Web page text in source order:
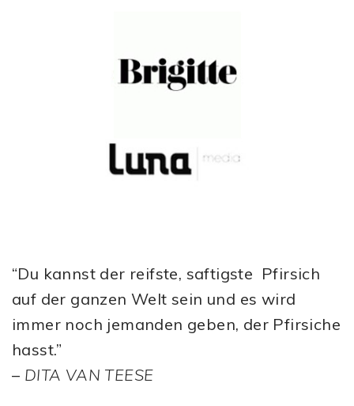
“Du kannst der reifste, saftigste Pfirsich
auf der ganzen Welt sein und es wird
immer noch jemanden geben, der Pfirsiche
hasst.”
– DITA VAN TEESE